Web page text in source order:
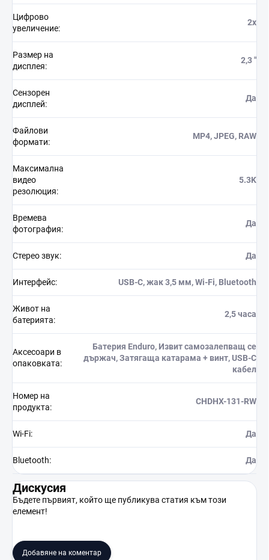
Цифрово
увеличение:
2x
Размер на
дисплея:
2,3 "
Сензорен
дисплей:
Да
Файлови
формати:
MP4, JPEG, RAW
Максимална
видео
резолюция:
5.3K
Времева
фотография:
Да
Стерео звук: Да
Интерфейс: USB-C, жак 3,5 мм, Wi-Fi, Bluetooth
Живот на
батерията:
2,5 часа
Аксесоари в
опаковката:
Батерия Enduro, Извит самозалепващ се
държач, Затягаща катарама + винт, USB-C
кабел
Номер на
продукта:
CHDHX-131-RW
Wi-Fi: Да
Bluetooth: Да
Дискусия
Бъдете първият, който ще публикува статия към този
елемент!
Добавяне на коментар